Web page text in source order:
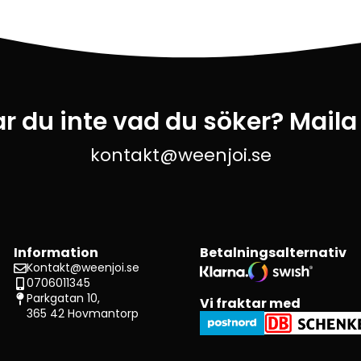
du inte vad du söker?
kontakt@weenjoi.se
Information
Kontakt@weenjoi.se
0706011345
Parkgatan 10,
365 42 Hovmantorp
Betalningsalternativ
Vi fraktar med